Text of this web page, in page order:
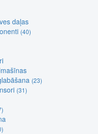
daļas
(40)
(23)
(31)